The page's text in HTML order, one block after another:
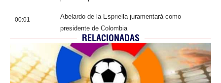
00:01
Abelardo de la Espriella juramentará como
presidente de Colombia
RELACIONADAS